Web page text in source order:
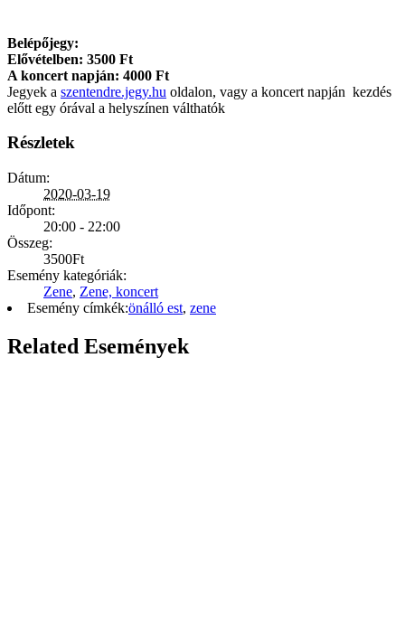
Belépőjegy:
Elővételben: 3500 Ft
A koncert napján: 4000 Ft
Jegyek a szentendre.jegy.hu oldalon, vagy a koncert napján kezdés
előtt egy órával a helyszínen válthatók
Részletek
Dátum:
2020-03-19
Időpont:
20:00 - 22:00
Összeg:
3500Ft
Esemény kategóriák:
Zene, Zene, koncert
Esemény címkék:önálló est, zene
Related Események